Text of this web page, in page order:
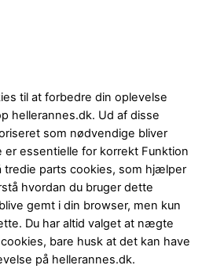
til at forbedre din oplevelse
hellerannes.dk. Ud af disse
som nødvendige bliver
essentielle for korrekt Funktion
tredie parts cookies, som hjælper
hvordan du bruger dette
gemt i din browser, men kun
Du har altid valget at nægte
bare husk at det kan have
på hellerannes.dk.